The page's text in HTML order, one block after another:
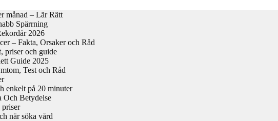
månad – Lär Rätt
Spärrning
2026
– Fakta, Orsaker och Råd
priser och guide
Guide 2025
Test och Råd
enkelt på 20 minuter
Och Betydelse
när söka vård